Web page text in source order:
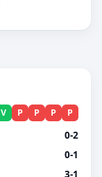
V P P P P
0-2
0-1
3-1